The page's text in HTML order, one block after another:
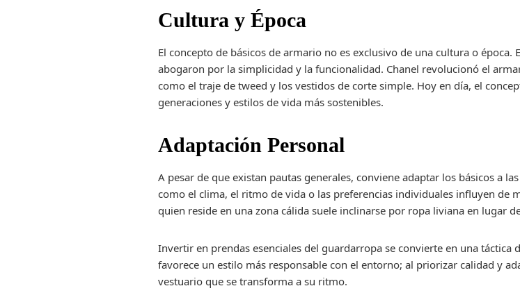
Cultura y Época
El concepto de básicos de armario no es exclusivo de una cultura o época.
abogaron por la simplicidad y la funcionalidad. Chanel revolucionó el
como el traje de tweed y los vestidos de corte simple. Hoy en día, el
generaciones y estilos de vida más sostenibles.
Adaptación Personal
A pesar de que existan pautas generales, conviene adaptar los básicos a
como el clima, el ritmo de vida o las preferencias individuales influyen de
quien reside en una zona cálida suele inclinarse por ropa liviana en lugar
Invertir en prendas esenciales del guardarropa se convierte en una
favorece un estilo más responsable con el entorno; al priorizar calidad y
vestuario que se transforma a su ritmo.